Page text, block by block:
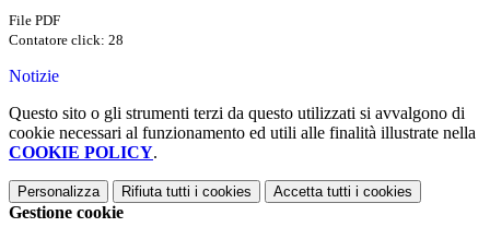
File PDF
Contatore click: 28
Notizie
Questo sito o gli strumenti terzi da questo utilizzati si avvalgono di
cookie necessari al funzionamento ed utili alle finalità illustrate nella
COOKIE POLICY.
Personalizza Rifiuta tutti i cookies Accetta tutti i cookies
Gestione cookie